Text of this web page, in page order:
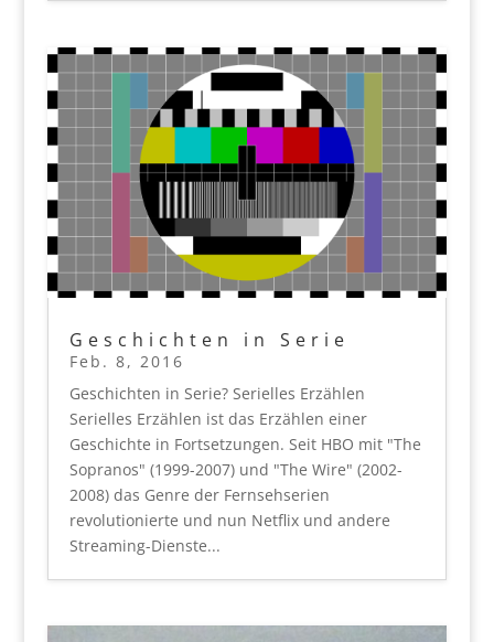
Geschichten in Serie
Feb. 8, 2016
Geschichten in Serie? Serielles Erzählen
Serielles Erzählen ist das Erzählen einer
Geschichte in Fortsetzungen. Seit HBO mit "The
Sopranos" (1999-2007) und "The Wire" (2002-
2008) das Genre der Fernsehserien
revolutionierte und nun Netflix und andere
Streaming-Dienste...